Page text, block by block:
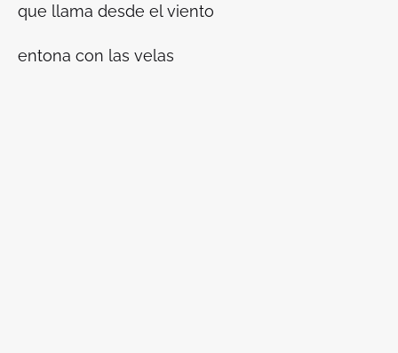
que llama desde el viento
entona con las velas